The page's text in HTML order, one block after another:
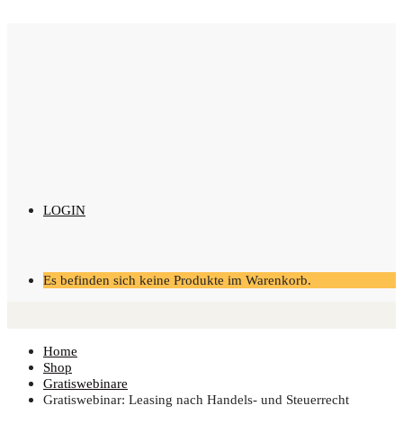
LOGIN
Es befinden sich keine Produkte im Warenkorb.
Home
Shop
Gratiswebinare
Gra­tis­web­i­nar: Lea­sing nach Han­dels- und Steuerrecht